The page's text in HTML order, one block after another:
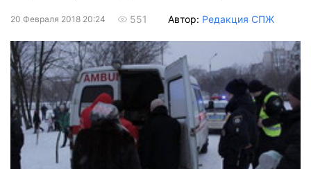
20 Февраля 2018 20:24 551 Автор: Редакция СПЖ